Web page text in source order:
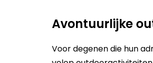
Avontuurlijke
Voor degenen die hun